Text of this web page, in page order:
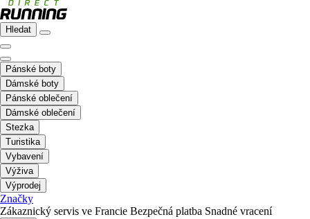
Hledat
Pánské boty
Dámské boty
Pánské oblečení
Dámské oblečení
Stezka
Turistika
Vybavení
Výživa
Výprodej
Značky
Zákaznický servis ve Francie Bezpečná platba Snadné vracení